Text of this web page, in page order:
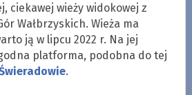
ciekawej wieży widokowej z
Wałbrzyskich. Wieża ma
ją w lipcu 2022 r. Na jej
platforma, podobna do tej
.